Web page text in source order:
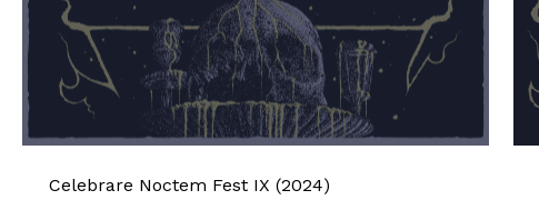
Celebrare Noctem Fest IX (2024)